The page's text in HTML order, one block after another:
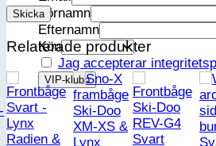
Förnamn
Efternamn
Kön
Jag accepterar
Relaterade produkter